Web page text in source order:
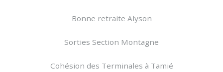
Bonne retraite Alyson
Sorties Section Montagne
Cohésion des Terminales à Tamié